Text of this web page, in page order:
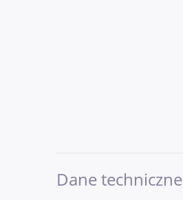
Dane techniczne